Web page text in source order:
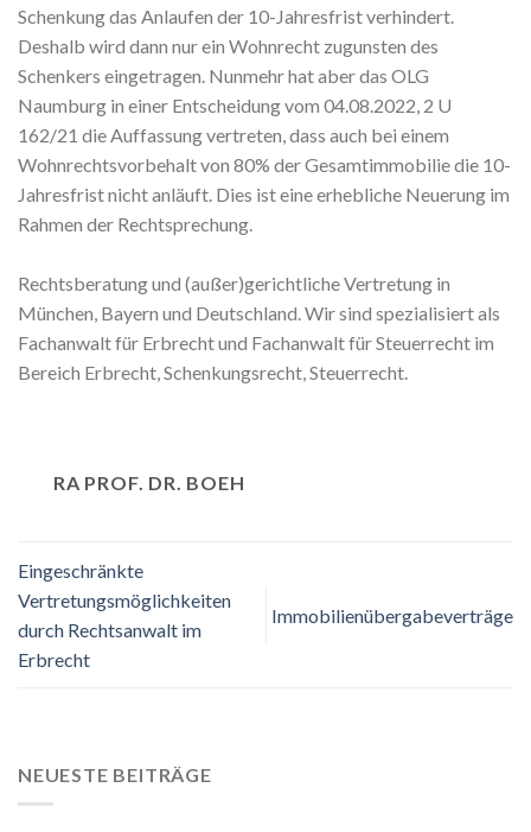
Schenkung das Anlaufen der 10-Jahresfrist verhindert.
Deshalb wird dann nur ein Wohnrecht zugunsten des
Schenkers eingetragen. Nunmehr hat aber das OLG
Naumburg in einer Entscheidung vom 04.08.2022, 2 U
162/21 die Auffassung vertreten, dass auch bei einem
Wohnrechtsvorbehalt von 80% der Gesamtimmobilie die 10-
Jahresfrist nicht anläuft. Dies ist eine erhebliche Neuerung im
Rahmen der Rechtsprechung.
Rechtsberatung und (außer)gerichtliche Vertretung in
München, Bayern und Deutschland. Wir sind spezialisiert als
Fachanwalt für Erbrecht und Fachanwalt für Steuerrecht im
Bereich Erbrecht, Schenkungsrecht, Steuerrecht.
RA PROF. DR. BOEH
Eingeschränkte
Vertretungsmöglichkeiten
durch Rechtsanwalt im
Erbrecht
Immobilienübergabeverträge
NEUESTE BEITRÄGE